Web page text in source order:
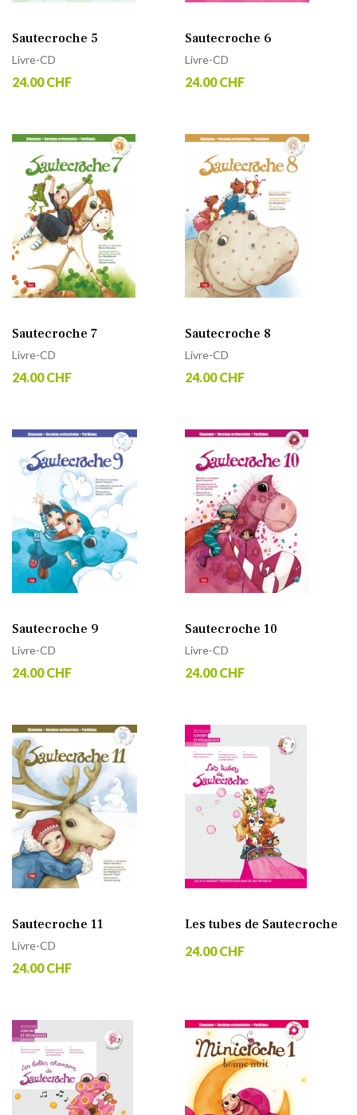
Sautecroche 5
Livre-CD
24.00 CHF
Sautecroche 6
Livre-CD
24.00 CHF
Sautecroche 7
Livre-CD
24.00 CHF
Sautecroche 8
Livre-CD
24.00 CHF
Sautecroche 9
Livre-CD
24.00 CHF
Sautecroche 10
Livre-CD
24.00 CHF
Sautecroche 11
Livre-CD
24.00 CHF
Les tubes de Sautecroche
24.00 CHF